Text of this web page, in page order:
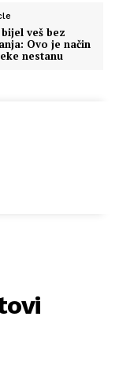
veš bez
Ovo je način
nestanu